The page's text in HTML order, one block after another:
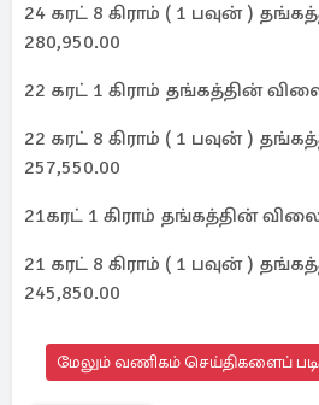
24 கரட் 8 கிராம் ( 1 பவுன் )
280,950.00
22 கரட் 1 கிராம் தங்கத்தின்
22 கரட் 8 கிராம் ( 1 பவுன் )
257,550.00
21கரட் 1 கிராம் தங்கத்தின் விலை
21 கரட் 8 கிராம் ( 1 பவுன் )
245,850.00
மேலும் வணிகம் செய்திகளைப்